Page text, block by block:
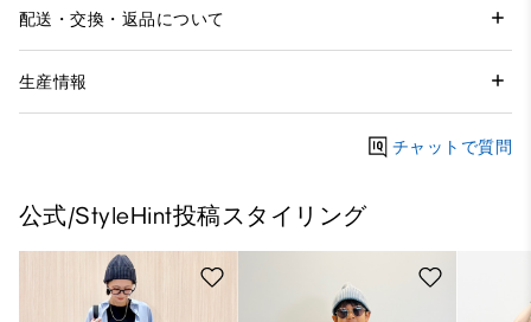
配送・交換・返品について
生産情報
チャットで質問
公式/StyleHint投稿スタイリング